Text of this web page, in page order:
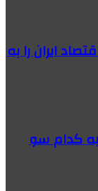
ایران را به
به کدام سو